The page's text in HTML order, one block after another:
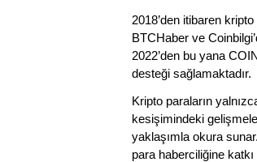
2018’den itibaren
BTCHaber ve
2022’den bu yana
desteği sağlamaktadır.
Kripto paraların
kesişimindeki
yaklaşımla okura
para haberciliğine